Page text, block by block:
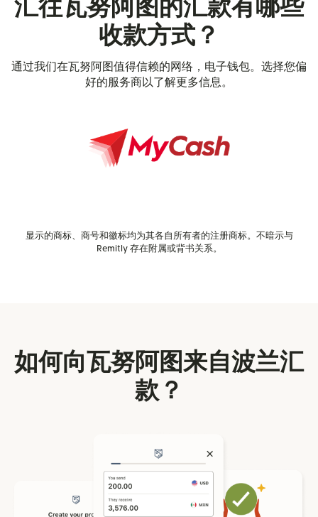
汇往瓦努阿图的汇款有哪些
收款方式？
通过我们在瓦努阿图值得信赖的网络，电子钱包。选择您偏
好的服务商以了解更多信息。
显示的商标、商号和徽标均为其各自所有者的注册商标。不暗示与
Remitly 存在附属或背书关系。
如何向瓦努阿图来自波兰汇
款？